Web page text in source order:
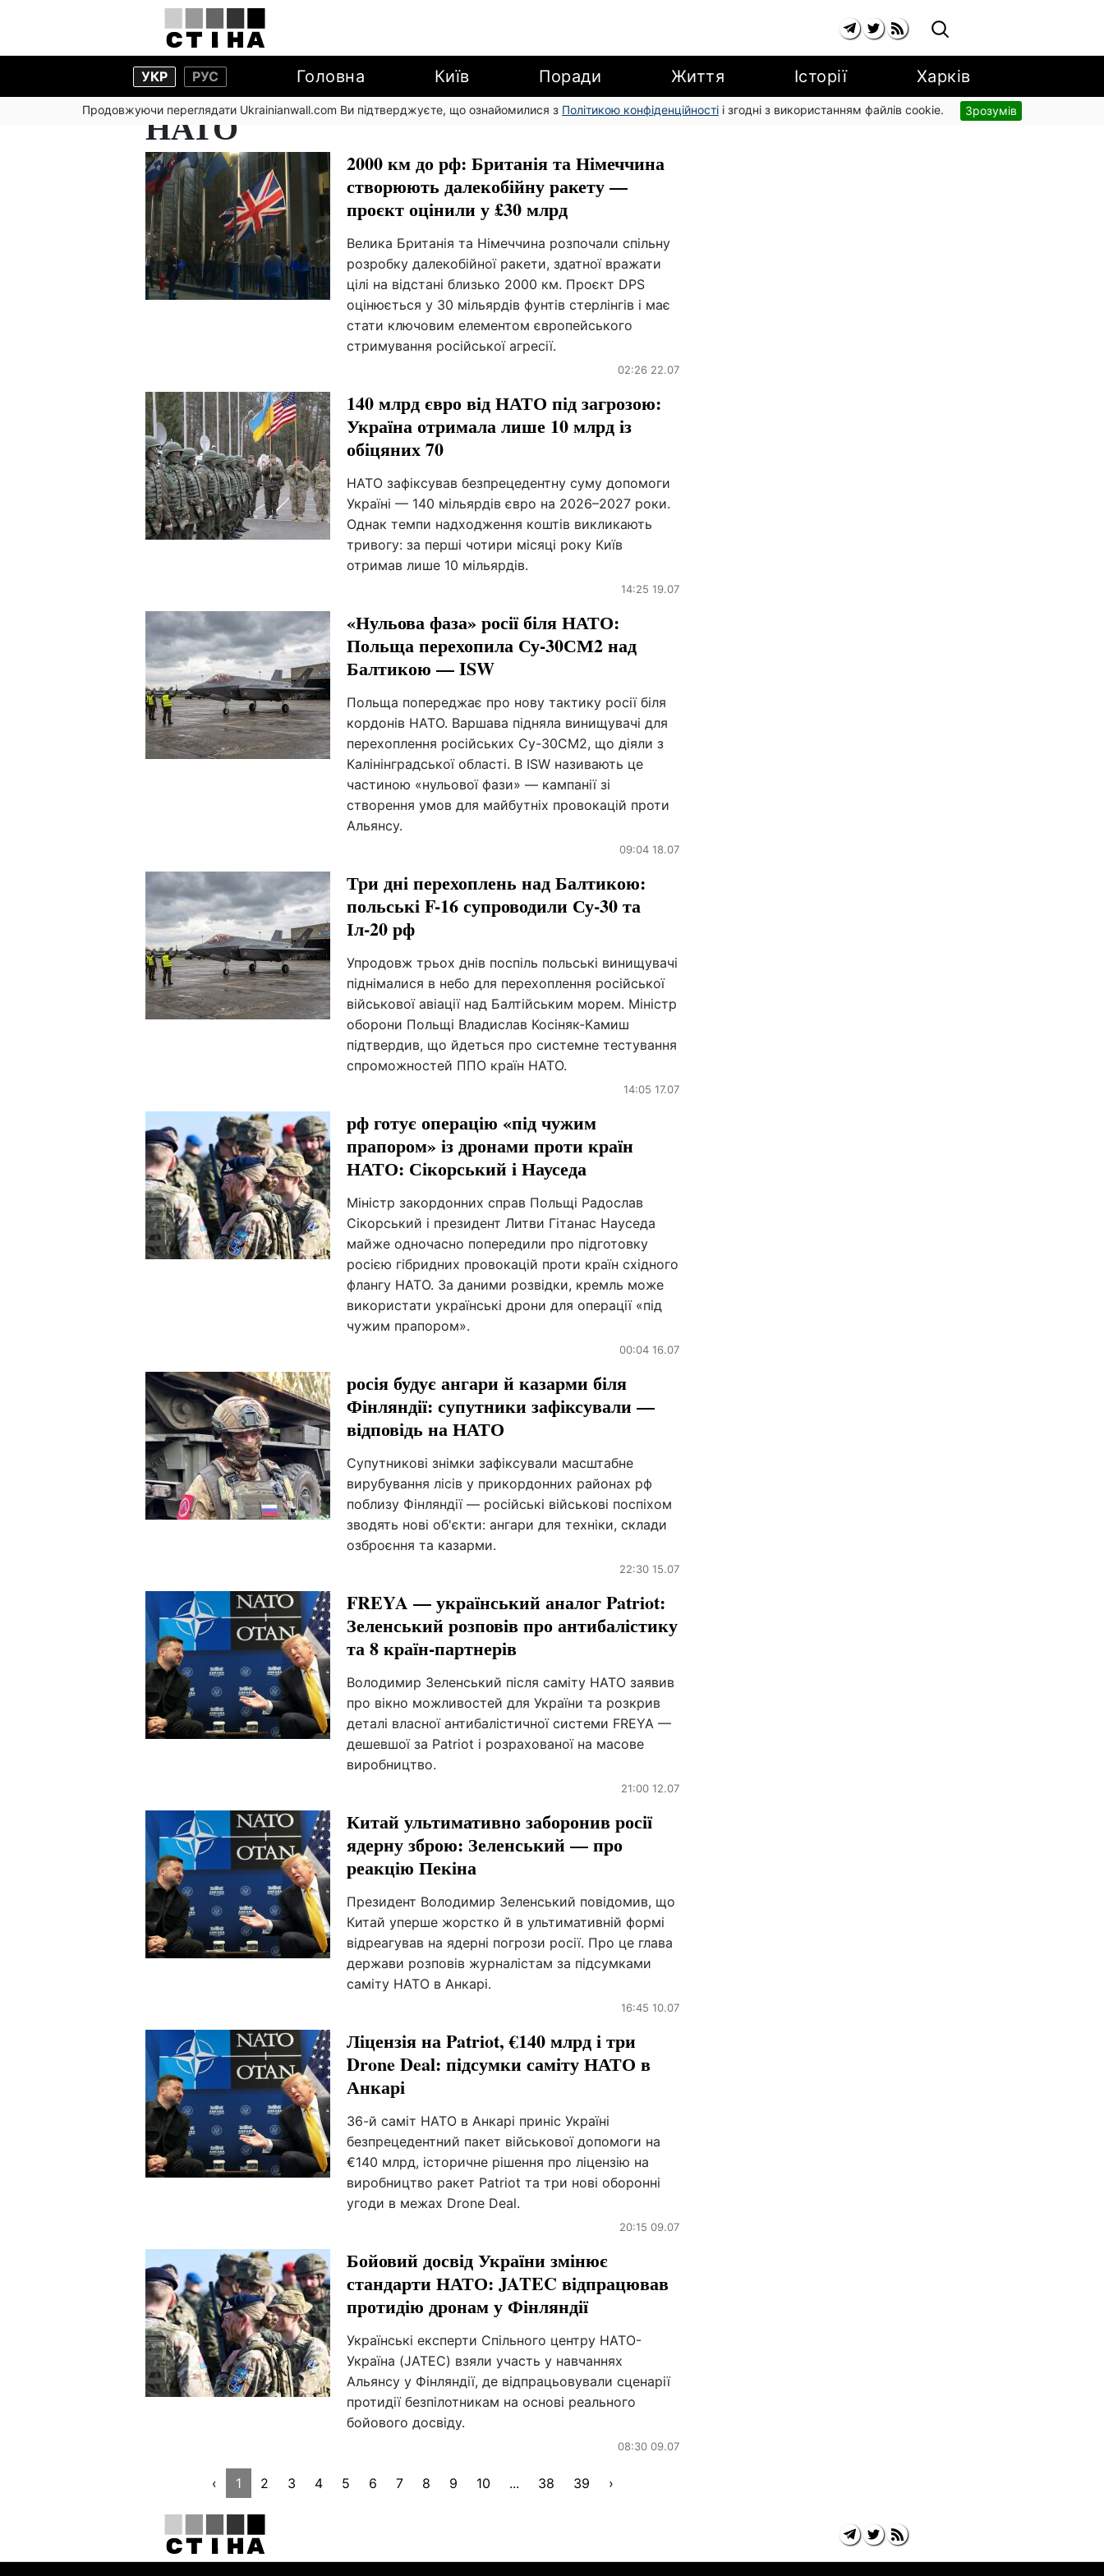
УКР РУС Головна Київ Поради Життя Історії Харків
Продовжуючи переглядати Ukrainianwall.com Ви підтверджуєте, що ознайомилися з Політикою конфіденційності і згодні з використанням файлів cookie. Зрозумів
НАТО
2000 км до рф: Британія та Німеччина
створюють далекобійну ракету —
проєкт оцінили у £30 млрд
Велика Британія та Німеччина розпочали спільну
розробку далекобійної ракети, здатної вражати
цілі на відстані близько 2000 км. Проєкт DPS
оцінюється у 30 мільярдів фунтів стерлінгів і має
стати ключовим елементом європейського
стримування російської агресії.
02:26 22.07
140 млрд євро від НАТО під загрозою:
Україна отримала лише 10 млрд із
обіцяних 70
НАТО зафіксував безпрецедентну суму допомоги
Україні — 140 мільярдів євро на 2026–2027 роки.
Однак темпи надходження коштів викликають
тривогу: за перші чотири місяці року Київ
отримав лише 10 мільярдів.
14:25 19.07
«Нульова фаза» росії біля НАТО:
Польща перехопила Су-30СМ2 над
Балтикою — ISW
Польща попереджає про нову тактику росії біля
кордонів НАТО. Варшава підняла винищувачі для
перехоплення російських Су-30СМ2, що діяли з
Калінінградської області. В ISW називають це
частиною «нульової фази» — кампанії зі
створення умов для майбутніх провокацій проти
Альянсу.
09:04 18.07
Три дні перехоплень над Балтикою:
польські F-16 супроводили Су-30 та
Іл-20 рф
Упродовж трьох днів поспіль польські винищувачі
піднімалися в небо для перехоплення російської
військової авіації над Балтійським морем. Міністр
оборони Польщі Владислав Косіняк-Камиш
підтвердив, що йдеться про системне тестування
спроможностей ППО країн НАТО.
14:05 17.07
рф готує операцію «під чужим
прапором» із дронами проти країн
НАТО: Сікорський і Науседа
Міністр закордонних справ Польщі Радослав
Сікорський і президент Литви Гітанас Науседа
майже одночасно попередили про підготовку
росією гібридних провокацій проти країн східного
флангу НАТО. За даними розвідки, кремль може
використати українські дрони для операції «під
чужим прапором».
00:04 16.07
росія будує ангари й казарми біля
Фінляндії: супутники зафіксували —
відповідь на НАТО
Супутникові знімки зафіксували масштабне
вирубування лісів у прикордонних районах рф
поблизу Фінляндії — російські військові поспіхом
зводять нові об'єкти: ангари для техніки, склади
озброєння та казарми.
22:30 15.07
FREYA — український аналог Patriot:
Зеленський розповів про антибалістику
та 8 країн-партнерів
Володимир Зеленський після саміту НАТО заявив
про вікно можливостей для України та розкрив
деталі власної антибалістичної системи FREYA —
дешевшої за Patriot і розрахованої на масове
виробництво.
21:00 12.07
Китай ультимативно заборонив росії
ядерну зброю: Зеленський — про
реакцію Пекіна
Президент Володимир Зеленський повідомив, що
Китай уперше жорстко й в ультимативній формі
відреагував на ядерні погрози росії. Про це глава
держави розповів журналістам за підсумками
саміту НАТО в Анкарі.
16:45 10.07
Ліцензія на Patriot, €140 млрд і три
Drone Deal: підсумки саміту НАТО в
Анкарі
36-й саміт НАТО в Анкарі приніс Україні
безпрецедентний пакет військової допомоги на
€140 млрд, історичне рішення про ліцензію на
виробництво ракет Patriot та три нові оборонні
угоди в межах Drone Deal.
20:15 09.07
Бойовий досвід України змінює
стандарти НАТО: JATEC відпрацював
протидію дронам у Фінляндії
Українські експерти Спільного центру НАТО-
Україна (JATEC) взяли участь у навчаннях
Альянсу у Фінляндії, де відпрацьовували сценарії
протидії безпілотникам на основі реального
бойового досвіду.
08:30 09.07
‹ 1 2 3 4 5 6 7 8 9 10 ... 38 39 ›